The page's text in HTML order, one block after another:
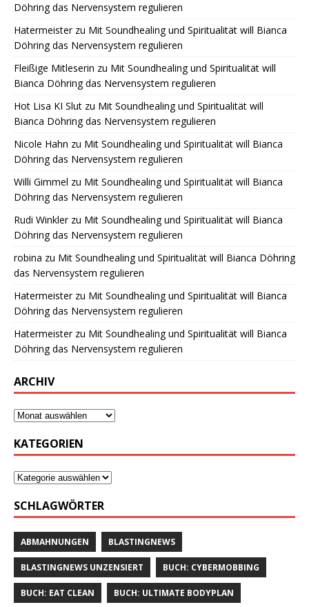
Döhring das Nervensystem regulieren
Hatermeisterzu Mit Soundhealing und Spiritualität will Bianca
Döhring das Nervensystem regulieren
Fleißige Mitleserin zu Mit Soundhealing und Spiritualität will
Bianca Döhring das Nervensystem regulieren
Hot Lisa KI Slut zu Mit Soundhealing und Spiritualität will
Bianca Döhring das Nervensystem regulieren
Nicole Hahn zu Mit Soundhealing und Spiritualität will Bianca
Döhring das Nervensystem regulieren
Willi Gimmel zu Mit Soundhealing und Spiritualität will Bianca
Döhring das Nervensystem regulieren
Rudi Winklerzu Mit Soundhealing und Spiritualität will Bianca
Döhring das Nervensystem regulieren
robina zu Mit Soundhealing und Spiritualität will Bianca Döhring
das Nervensystem regulieren
Hatermeisterzu Mit Soundhealing und Spiritualität will Bianca
Döhring das Nervensystem regulieren
Hatermeisterzu Mit Soundhealing und Spiritualität will Bianca
Döhring das Nervensystem regulieren
ARCHIV
KATEGORIEN
SCHLAGWÖRTER
ABMAHNUNGEN BLASTINGNEWS
BLASTINGNEWS UNZENSIERT BUCH: CYBERMOBBING
BUCH: EAT CLEAN BUCH: ULTIMATE BODYPLAN